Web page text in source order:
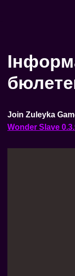
Join Zuleyka
Wonder Slave